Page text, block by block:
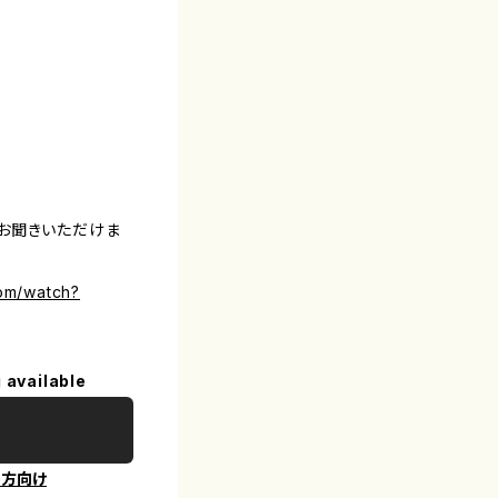
聞きいただけま
watch?
available
向け